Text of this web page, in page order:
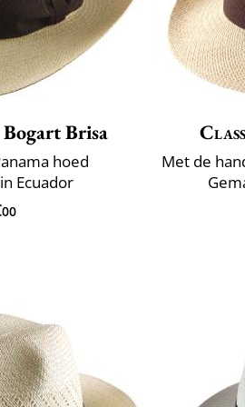
Bogart Brisa
hoed
Ecuador
00